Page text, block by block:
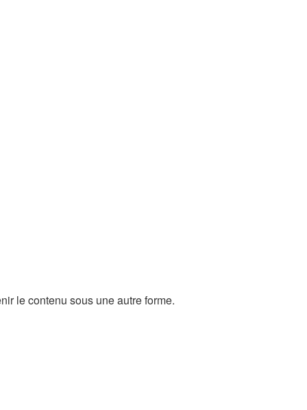
le contenu sous une autre forme.